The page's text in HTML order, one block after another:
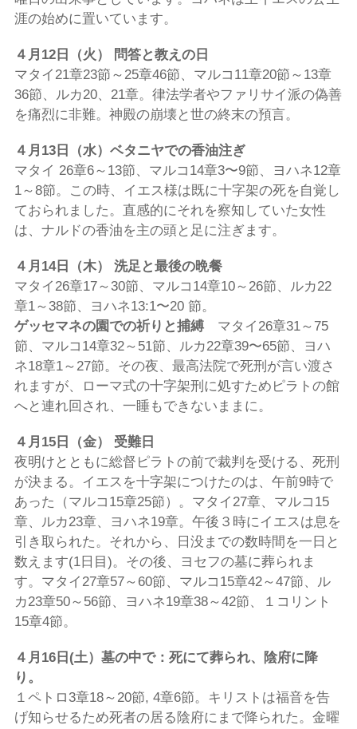
涯の始めに置いています。
４月 12 日（火） 問答と教えの日
マタイ21章23節～25章46節、マルコ11章20節～13章
36節、ルカ20、21章。律法学者やファリサイ派の偽善
を痛烈に非難。神殿の崩壊と世の終末の預言。
４月 13 日（水）ベタニヤでの香油注ぎ
マタイ 26章6～13節、マルコ14章3〜9節、ヨハネ12章
1～8節。この時、イエス様は既に十字架の死を自覚し
ておられました。直感的にそれを察知していた女性
は、ナルドの香油を主の頭と足に注ぎます。
４月 14日（木） 洗足と最後の晩餐
マタイ26章17～30節、マルコ14章10～26節、ルカ22
章1～38節、ヨハネ13:1〜20 節。
ゲッセマネの園での祈りと捕縛 マタイ26章31～75
節、マルコ14章32～51節、ルカ22章39〜65節、ヨハ
ネ18章1～27節。その夜、最高法院で死刑が言い渡さ
れますが、ローマ式の十字架刑に処すためピラトの館
へと連れ回され、一睡もできないままに。
４月 15 日（金） 受難日
夜明けとともに総督ピラトの前で裁判を受ける、死刑
が決まる。イエスを十字架につけたのは、午前9時で
あった（マルコ15章25節）。マタイ27章、マルコ15
章、ルカ23章、ヨハネ19章。午後３時にイエスは息を
引き取られた。それから、日没までの数時間を一日と
数えます(1日目)。その後、ヨセフの墓に葬られま
す。マタイ27章57～60節、マルコ15章42～47節、ル
カ23章50～56節、ヨハネ19章38～42節、１コリント
15章4節。
４月 16 日(土）墓の中で：死にて葬られ、陰府に降
り。
１ペトロ3章18～20節, 4章6節。キリストは福音を告
げ知らせるため死者の居る陰府にまで降られた。金曜